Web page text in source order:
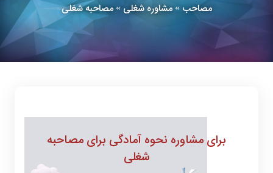
مصاحب »مشاوره شغلی »مصاحبه شغلی
برای مشاوره نحوه آمادگی برای مصاحبه
شغلی